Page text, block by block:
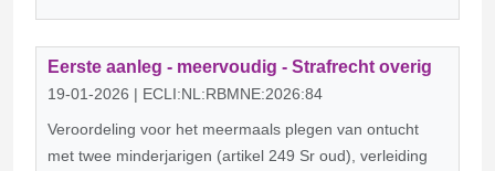
Eerste aanleg - meervoudig - Strafrecht overig
19-01-2026 | ECLI:NL:RBMNE:2026:84
Veroordeling voor het meermaals plegen van ontucht
met twee minderjarigen (artikel 249 Sr oud), verleiding